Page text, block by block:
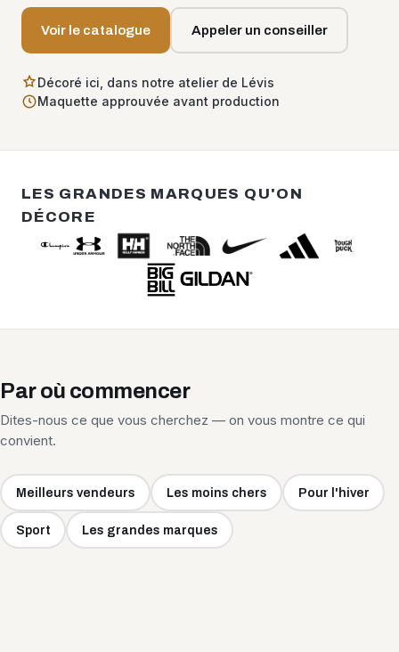
Voir le catalogue Appeler un conseiller
Décoré ici, dans notre atelier de Lévis
Maquette approuvée avant production
LES GRANDES MARQUES QU'ON
DÉCORE
Par où commencer
Dites-nous ce que vous cherchez — on vous montre ce qui
convient.
Meilleurs vendeurs Les moins chers Pour l'hiver
Sport Les grandes marques